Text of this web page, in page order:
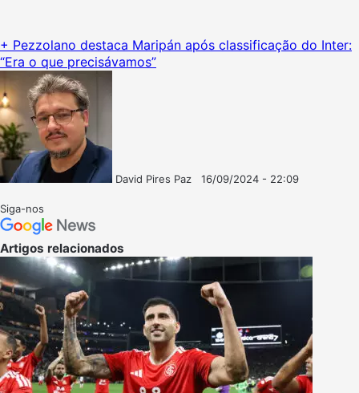
+ Pezzolano destaca Maripán após classificação do Inter:
“Era o que precisávamos”
David Pires Paz
16/09/2024 - 22:09
Siga-nos
Artigos relacionados